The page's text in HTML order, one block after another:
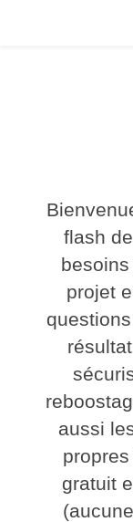
flash
projet
aussi
gratuit